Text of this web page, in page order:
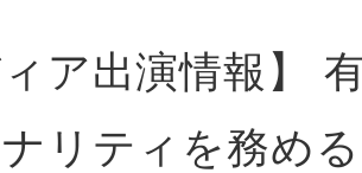
ィア出演情報】
リティを務め
鴻巣